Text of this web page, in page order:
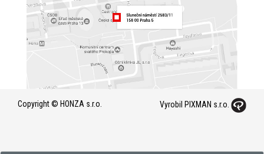
Copyright © HONZA s.r.o. Vyrobil PIXMAN s.r.o.